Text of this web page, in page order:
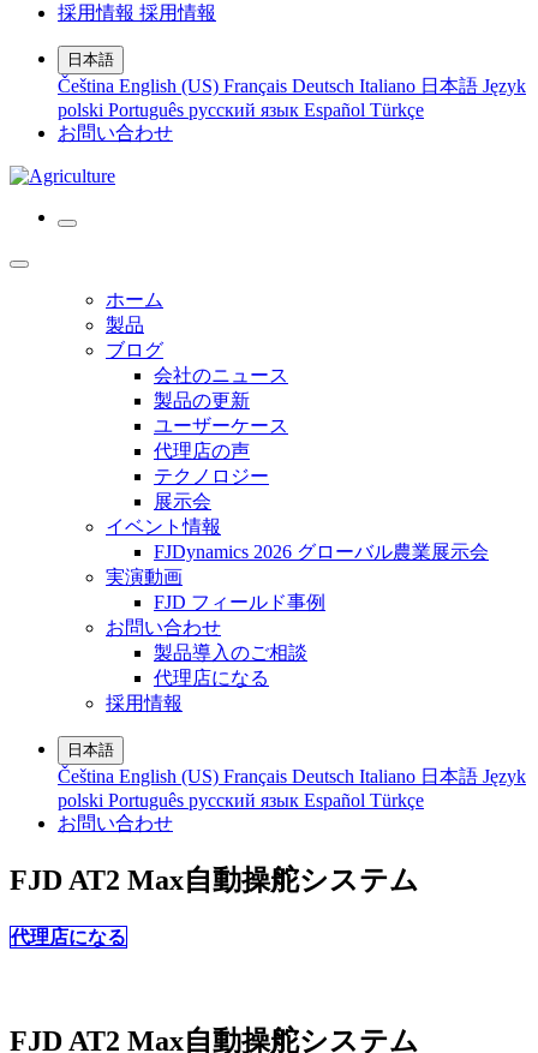
採用情報 採用情報
日本語
Čeština English (US) Français Deutsch Italiano 日本語 Język
polski Português русский язык Español Türkçe
お問い合わせ
ホーム
製品
ブログ
会社のニュース
製品の更新
ユーザーケース
代理店の声
テクノロジー
展示会
イベント情報
FJDynamics 2026 グローバル農業展示会
実演動画
FJD フィールド事例
お問い合わせ
製品導入のご相談
代理店になる
採用情報
日本語
Čeština English (US) Français Deutsch Italiano 日本語 Język
polski Português русский язык Español Türkçe
お問い合わせ
FJD AT2 Max自動操舵システム
代理店になる
FJD AT2 Max自動操舵システム